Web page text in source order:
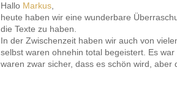
Hallo Markus,
heute haben wir eine wunderbare
die Texte zu haben.
In der Zwischenzeit haben wir auch von
selbst waren ohnehin total begeistert. Es
waren zwar sicher, dass es schön wird,